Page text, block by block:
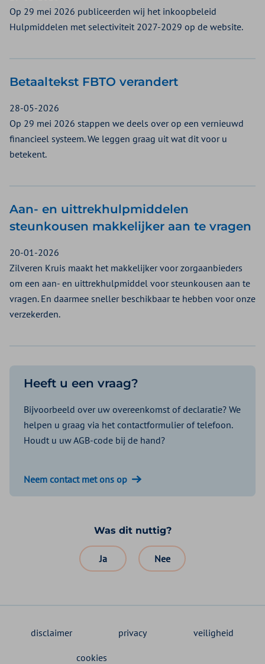
Op 29 mei 2026 publiceerden wij het inkoopbeleid
Hulpmiddelen met selectiviteit 2027-2029 op de website.
Betaaltekst FBTO verandert
28-05-2026
Op 29 mei 2026 stappen we deels over op een vernieuwd
financieel systeem. We leggen graag uit wat dit voor u
betekent.
Aan- en uittrekhulpmiddelen
steunkousen makkelijker aan te vragen
20-01-2026
Zilveren Kruis maakt het makkelijker voor zorgaanbieders
om een aan- en uittrekhulpmiddel voor steunkousen aan te
vragen. En daarmee sneller beschikbaar te hebben voor onze
verzekerden.
Heeft u een vraag?
Bijvoorbeeld over uw overeenkomst of declaratie? We
helpen u graag via het contactformulier of telefoon.
Houdt u uw AGB-code bij de hand?
Neem contact met ons op
Was dit nuttig?
Ja Nee
disclaimer privacy veiligheid
cookies